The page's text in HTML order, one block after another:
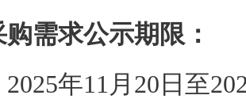
购需求公示期限：
2025年11月20日至